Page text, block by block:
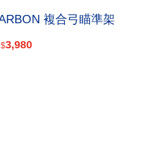
複合弓瞄準架
3,980